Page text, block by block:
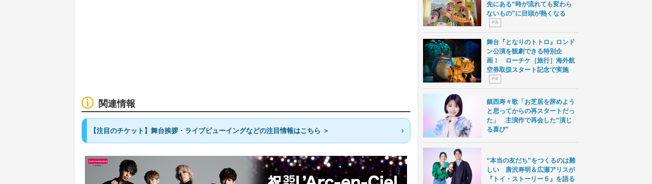
関連情報
【注目のチケット】舞台挨拶・ライブビューイングなどの注目情報はこちら ＞
先にある“時が流れても変わら
ないもの”に目頭が熱くなる
P R
舞台『となりのトトロ』ロンド
ン公演を観劇できる特別企
画！ ローチケ［旅行］海外航
空券取扱スタート記念で実施
P R
鎮西寿々歌「お芝居を辞めよう
と思ってからの再スタートだっ
た」 主演作で再会した“演じ
る喜び”
“本当の友だち”をつくるのは難
しい 唐沢寿明＆広瀬アリスが
『トイ・ストーリー５』を語る